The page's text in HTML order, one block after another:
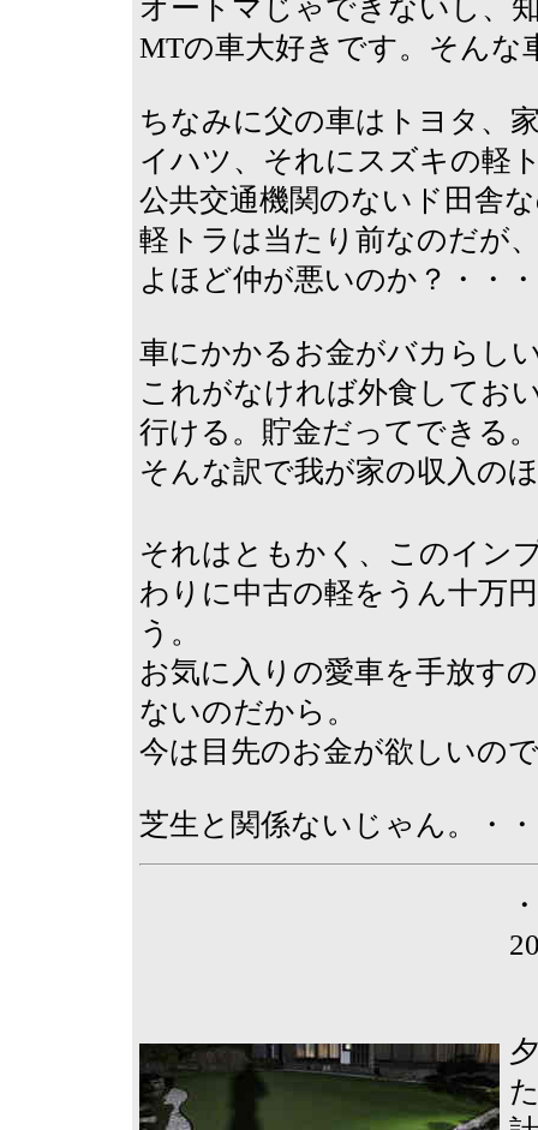
オートマじゃできないし、
MTの車大好きです。そん
ちなみに父の車はトヨタ、
イハツ、それにスズキの軽
公共交通機関のないド田舎
軽トラは当たり前なのだが
よほど仲が悪いのか？・・
車にかかるお金がバカらし
これがなければ外食してお
行ける。貯金だってできる
そんな訳で我が家の収入の
それはともかく、このイン
わりに中古の軽をうん十万
う。
お気に入りの愛車を手放す
ないのだから。
今は目先のお金が欲しいの
芝生と関係ないじゃん。・